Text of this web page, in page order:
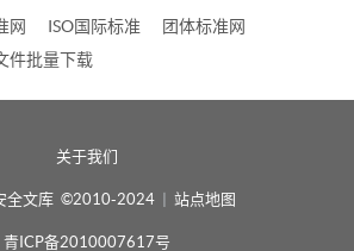
网 ISO国际标准
团体标准网
件批量下载
关于我们
全文库 ©2010-2024 站点地图
青ICP备2010007617号